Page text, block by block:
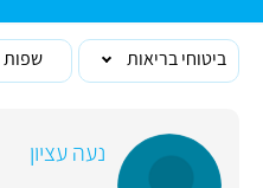
ביטוחי בריאות שפות
נעה עציון